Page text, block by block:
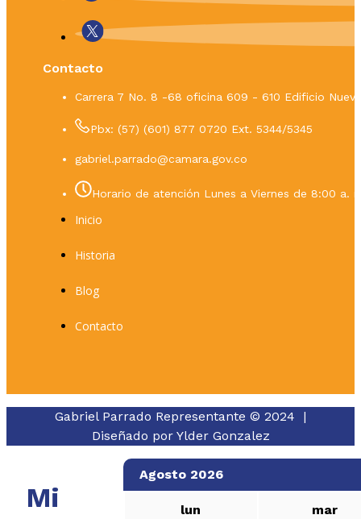
Contacto
Carrera 7 No. 8 -68 oficina 609 - 610 Edificio
Pbx: (57) (601) 877 0720 Ext. 5344/5345
gabriel.parrado@camara.gov.co
Horario de atención Lunes a Viernes de 8:00 a.
Inicio
Historia
Blog
Contacto
Gabriel Parrado Representante © 2024 |
Diseñado por Ylder Gonzalez
Mi
Agosto 2026
lun mar